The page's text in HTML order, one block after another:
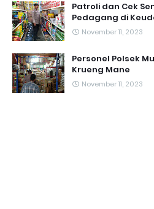
Patroli dan Cek
Pedagang di
November 11, 2023
Personel Polsek
Krueng Mane
November 11, 2023